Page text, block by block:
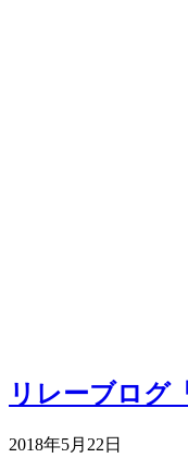
リレーブログ
2018年5月22日